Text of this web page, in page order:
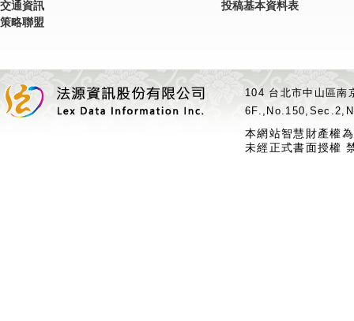
交通資訊
策略聯盟
投稿基本資料表
104 台北市中山區
本網站智慧財產權
未經正式書面授權